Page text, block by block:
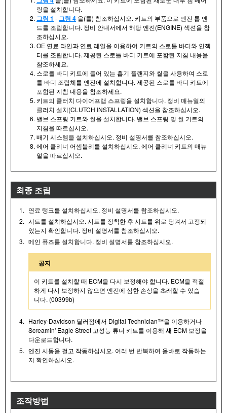
링을 설치합니다.
그림 1 -그림 4 을(를) 참조하십시오. 키트의 부품으로 엔진 톱 엔
드를 조립합니다. 정비 안내서에서 해당 엔진(ENGINE) 섹션을 참
조하십시오.
OE 연료 라인과 연료 레일을 이용하여 키트의 스로틀 바디와 인젝
터를 조립합니다. 제공된 스로틀 바디 키트에 포함된 지침 내용을
참조하세요.
스로틀 바디 키트에 들어 있는 흡기 플랜지와 씰을 사용하여 스로
틀 바디 조립체를 엔진에 설치합니다. 제공된 스로틀 바디 키트에
포함된 지침 내용을 참조하세요.
키트의 클러치 다이어프램 스프링을 설치합니다. 정비 매뉴얼의
클러치 설치(CLUTCH INSTALLATION) 섹션을 참조하십시오.
밸브 스프링 키트와 씰을 설치합니다. 밸브 스프링 및 씰 키트의
지침을 따르십시오.
배기 시스템을 설치하십시오. 정비 설명서를 참조하십시오.
에어 클리너 어셈블리를 설치하십시오. 에어 클리너 키트의 매뉴
얼을 따르십시오.
최종 조립
1. 연료 탱크를 설치하십시오. 정비 설명서를 참조하십시오.
2. 시트를 설치하십시오. 시트를 장착한 후 시트를 위로 당겨서 고정되
었는지 확인합니다. 정비 설명서를 참조하십시오.
3. 메인 퓨즈를 설치합니다. 정비 설명서를 참조하십시오.
공지
이 키트를 설치할 때 ECM을 다시 보정해야 합니다. ECM을 적절
하게 다시 보정하지 않으면 엔진에 심한 손상을 초래할 수 있습
니다. (00399b)
4. Harley-Davidson 딜러점에서 Digital Technician™을 이용하거나
Screamin' Eagle Street 고성능 튜너 키트를 이용해 새 ECM 보정을
다운로드합니다.
5. 엔진 시동을 걸고 작동하십시오. 여러 번 반복하여 올바로 작동하는
지 확인하십시오.
조작방법